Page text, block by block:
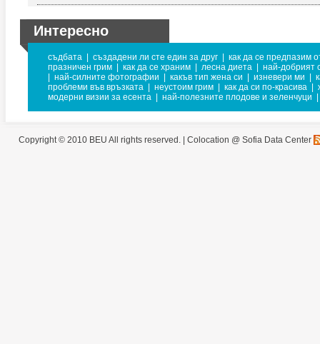
Интересно
съдбата създадени ли сте един за друг
как да се предпазим
празничен грим
как да се храним лесна диета
най-добрият
най-силните фотографии какъв тип жена си изневери ми
проблеми във връзката
неустоим грим как да си по-красива
модерни визии за есента
най-полезните плодове и зеленчуци
Copyright © 2010 BEU All rights reserved. | Colocation @ Sofia Data Center